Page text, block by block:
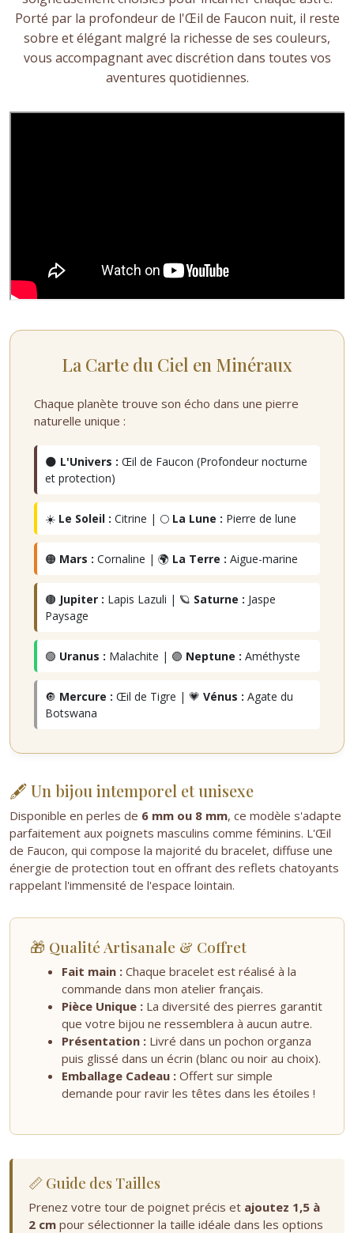
Porté par la profondeur de l'Œil de Faucon nuit, il reste
sobre et élégant malgré la richesse de ses couleurs,
vous accompagnant avec discrétion dans toutes vos
aventures quotidiennes.
La Carte du Ciel en Minéraux
Chaque planète trouve son écho dans une pierre
naturelle unique :
🌑 L'Univers : Œil de Faucon (Profondeur nocturne
et protection)
☀️ Le Soleil : Citrine | 🌕 La Lune : Pierre de lune
🟠 Mars : Cornaline | 🌍 La Terre : Aigue-marine
🟤 Jupiter : Lapis Lazuli | 🪐 Saturne : Jaspe
Paysage
🟢 Uranus : Malachite | 🟣 Neptune : Améthyste
🔘 Mercure : Œil de Tigre | 💗 Vénus : Agate du
Botswana
🖋️ Un bijou intemporel et unisexe
Disponible en perles de 6 mm ou 8 mm, ce modèle s'adapte
parfaitement aux poignets masculins comme féminins. L'Œil
de Faucon, qui compose la majorité du bracelet, diffuse une
énergie de protection tout en offrant des reflets chatoyants
rappelant l'immensité de l'espace lointain.
🎁 Qualité Artisanale & Coffret
Fait main : Chaque bracelet est réalisé à la
commande dans mon atelier français.
Pièce Unique : La diversité des pierres garantit
que votre bijou ne ressemblera à aucun autre.
Présentation : Livré dans un pochon organza
puis glissé dans un écrin (blanc ou noir au choix).
Emballage Cadeau : Offert sur simple
demande pour ravir les têtes dans les étoiles !
📏 Guide des Tailles
Prenez votre tour de poignet précis et ajoutez 1,5 à
2 cm pour sélectionner la taille idéale dans les options